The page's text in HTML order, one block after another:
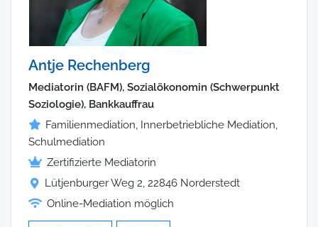
Antje Rechenberg
Mediatorin (BAFM), Sozialökonomin (Schwerpunkt
Soziologie), Bankkauffrau
Familienmediation, Innerbetriebliche Mediation,
Schulmediation
Zertifizierte Mediatorin
Lütjenburger Weg 2, 22846 Norderstedt
Online-Mediation möglich